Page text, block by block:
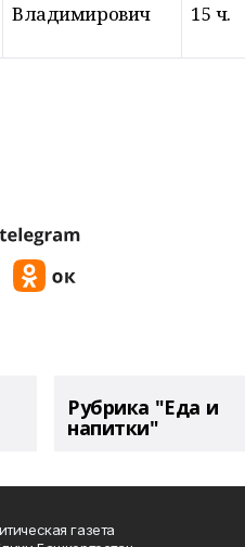
Владимирович 15 ч.
Рубрика "Еда и
напитки"
газета